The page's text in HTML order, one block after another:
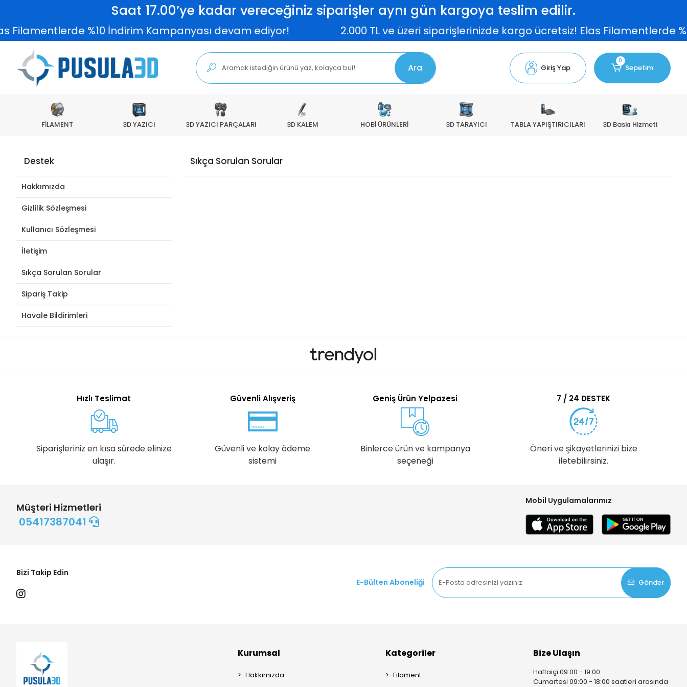
Saat 17.00’ye kadar vereceğiniz siparişler aynı gün kargoya teslim edilir.
%10 İndirim Kampanyası devam ediyor! 2.000 TL ve üzeri siparişlerinizde kargo ücretsiz! Elas Filamentlerde
Ara Giriş Yap
0
Sepetim
FİLAMENT 3D YAZICI 3D YAZICI PARÇALARI 3D KALEM HOBİ ÜRÜNLERİ 3D TARAYICI TABLA YAPIŞTIRICILARI 3D Baskı Hizmeti
Destek
Hakkımızda
Gizlilik Sözleşmesi
Kullanıcı Sözleşmesi
İletişim
Sıkça Sorulan Sorular
Sipariş Takip
Havale Bildirimleri
Sıkça Sorulan Sorular
Hızlı Teslimat
Siparişleriniz en kısa sürede elinize
ulaşır.
Güvenli Alışveriş
Güvenli ve kolay ödeme
sistemi
Geniş Ürün Yelpazesi
Binlerce ürün ve kampanya
seçeneği
7 / 24 DESTEK
Öneri ve şikayetlerinizi bize
iletebilirsiniz.
Müşteri Hizmetleri
05417387041
Mobil Uygulamalarımız
Bizi Takip Edin
E-Bülten Aboneliği
Gönder
Kurumsal
Hakkımızda
Kategoriler
Filament
Bize Ulaşın
Haftaiçi 09:00 - 19:00
Cumartesi 09:00 - 18:00 saatleri arasında